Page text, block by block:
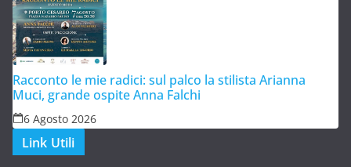
Racconto le mie radici: sul palco la stilista Arianna
Muci, grande ospite Anna Falchi
6 Agosto 2026
Link Utili